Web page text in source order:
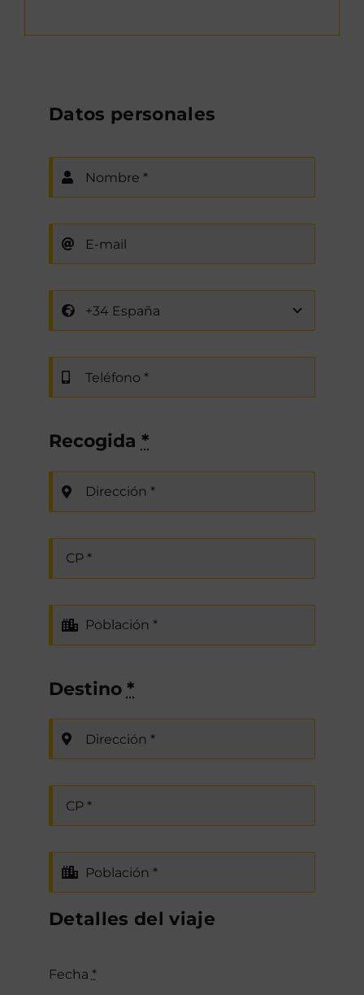
Datos personales
Recogida *
Destino *
Detalles del viaje
Fecha *